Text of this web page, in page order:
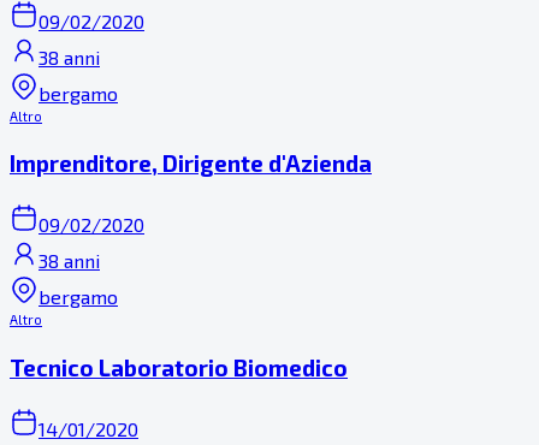
09/02/2020
38 anni
bergamo
Altro
Imprenditore, Dirigente d'Azienda
09/02/2020
38 anni
bergamo
Altro
Tecnico Laboratorio Biomedico
14/01/2020